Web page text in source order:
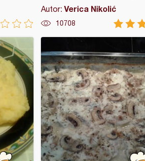
Autor: Verica Nikolić
10708